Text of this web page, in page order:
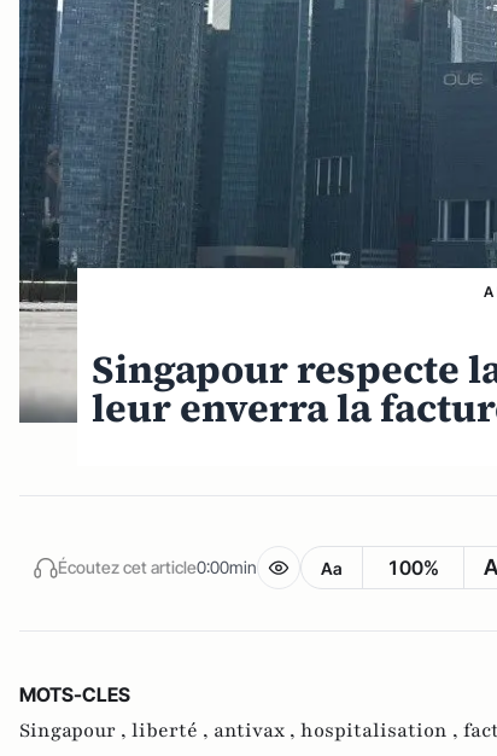
A
Singapour respecte
leur enverra la
Écoutez cet article0:00min Aa 100%
MOTS-CLES
Singapour , liberté , antivax , hospitalisation ,